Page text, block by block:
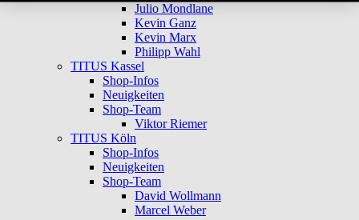
Julio Mondlane
Kevin Ganz
Kevin Marx
Philipp Wahl
TITUS Kassel
Shop-Infos
Neuigkeiten
Shop-Team
Viktor Riemer
TITUS Köln
Shop-Infos
Neuigkeiten
Shop-Team
David Wollmann
Marcel Weber